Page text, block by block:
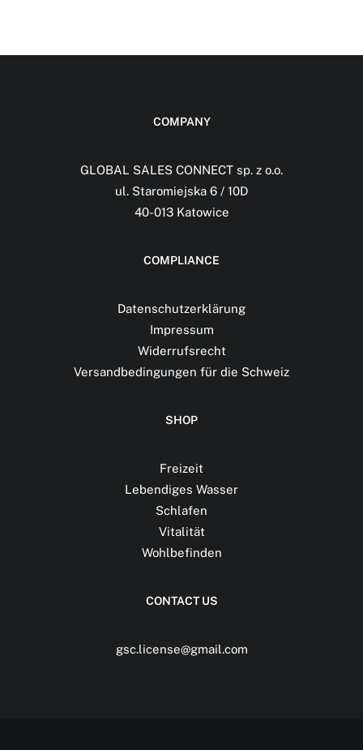
COMPANY
GLOBAL SALES CONNECT sp. z o.o.
ul. Staromiejska 6 / 10D
40-013 Katowice
COMPLIANCE
Datenschutzerklärung
Impressum
Widerrufsrecht
Versandbedingungen für die Schweiz
SHOP
Freizeit
Lebendiges Wasser
Schlafen
Vitalität
Wohlbefinden
CONTACT US
gsc.license@gmail.com